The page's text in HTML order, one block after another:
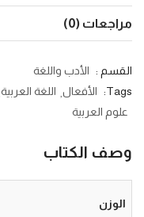
مراجعات (0)
القسم : الأدب واللغة
Tags:
الأفعال اللغة العربية
علوم العربية
وصف الكتاب
الوزن